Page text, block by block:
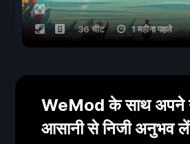
36 चीट 1 महीना पहले
WeMod के साथ अपने
आसानी से निजी अनुभव लें